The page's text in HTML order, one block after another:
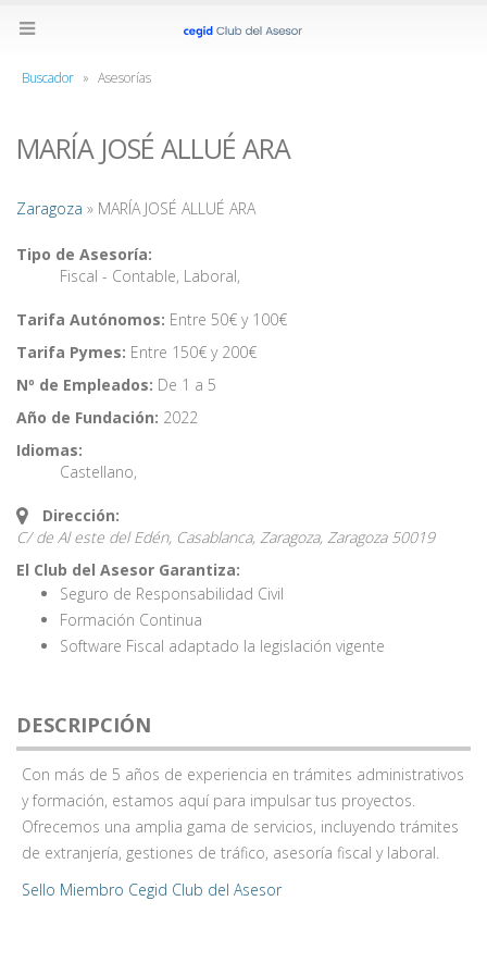
Buscador » Asesorías
MARÍA JOSÉ ALLUÉ ARA
Zaragoza » MARÍA JOSÉ ALLUÉ ARA
Tipo de Asesoría:
Fiscal - Contable, Laboral,
Tarifa Autónomos: Entre 50€ y 100€
Tarifa Pymes: Entre 150€ y 200€
Nº de Empleados: De 1 a 5
Año de Fundación: 2022
Idiomas:
Castellano,
Dirección:
C/ de Al este del Edén, Casablanca, Zaragoza, Zaragoza 50019
El Club del Asesor Garantiza:
Seguro de Responsabilidad Civil
Formación Continua
Software Fiscal adaptado la legislación vigente
DESCRIPCIÓN
Con más de 5 años de experiencia en trámites administrativos
y formación, estamos aquí para impulsar tus proyectos.
Ofrecemos una amplia gama de servicios, incluyendo trámites
de extranjería, gestiones de tráfico, asesoría fiscal y laboral.
Sello Miembro Cegid Club del Asesor